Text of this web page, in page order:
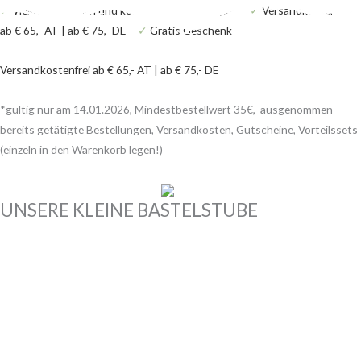
Zum
Inhalt
✓ Viele Bastelideen und kostenlose Anleitungen ✓ Versandkostenfrei
ab € 65,- AT | ab € 75,- DE
✓ Gratis Geschenk
Versandkostenfrei ab € 65,- AT | ab € 75,- DE
*gültig nur am 14.01.2026, Mindestbestellwert 35€, ausgenommen
bereits getätigte Bestellungen, Versandkosten, Gutscheine, Vorteilssets
(einzeln in den Warenkorb legen!)
UNSERE KLEINE BASTELSTUBE
Products
search
Products
search
Ursprünglicher
Preis
149,90 €
Aktueller
Preis
134,90 €.
Ursprünglicher
Preis
40,80 €
Aktueller
Preis
36,72 €.
Ursprünglicher
Preis
27,20 €
Aktueller
Preis
24,48 €.
Ursprünglicher
Preis
75,80 €
Aktueller
Preis
68,22 €.
Ursprünglicher
Preis
17,00 €
Aktueller
Preis
15,30 €.